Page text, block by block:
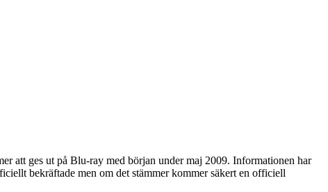
att ges ut på Blu-ray med början under maj 2009. Informationen har
bekräftade men om det stämmer kommer säkert en officiell